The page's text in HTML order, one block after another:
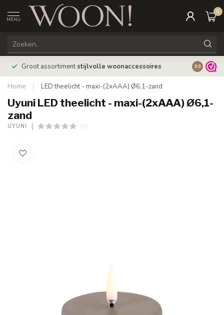
MENU
0
Groot assortimentstijlvolle woonaccessoires 9.9
Home / LED theelicht - maxi-(2xAAA) Ø6,1-zand
Uyuni LED theelicht - maxi-(2xAAA) Ø6,1-
zand
UYUNI (0)